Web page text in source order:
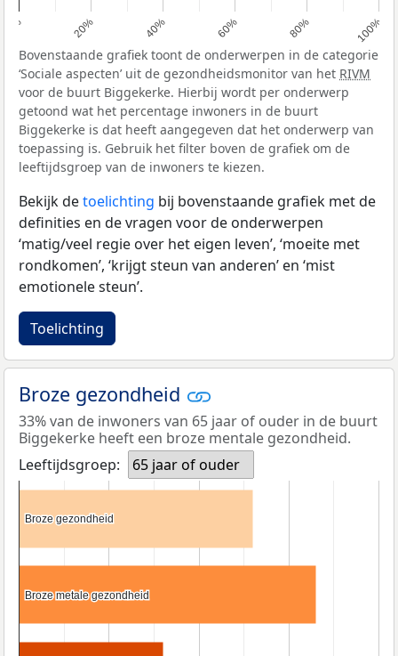
0% 20% 40% 60% 80% 100%
Bovenstaande grafiek toont de onderwerpen in de categorie
‘Sociale aspecten’ uit de gezondheidsmonitor van het RIVM
voor de buurt Biggekerke. Hierbij wordt per onderwerp
getoond wat het percentage inwoners in de buurt
Biggekerke is dat heeft aangegeven dat het onderwerp van
toepassing is. Gebruik het filter boven de grafiek om de
leeftijdsgroep van de inwoners te kiezen.
Bekijk detoelichting bij bovenstaande grafiek met de
definities en de vragen voor de onderwerpen
‘matig/veel regie over het eigen leven’, ‘moeite met
rondkomen’, ‘krijgt steun van anderen’ en ‘mist
emotionele steun’.
Toelichting
Broze gezondheid
33% van de inwoners van 65 jaar of ouder in de buurt
Biggekerke heeft een broze mentale gezondheid.
Leeftijdsgroep:
65 jaar of ouder
Broze gezondheid
Broze gezondheid
Broze metale gezondheid
Broze metale gezondheid